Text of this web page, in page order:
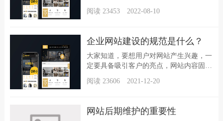
重要，然而方便的框架也一定要做好，而
传统的注重的是做而不是用，因此不会思
符合标准即符合万维网的标准，此时符合
标准也指，现在还没有完全符合安全标准
的浏览器，然而相比较...
阅读 23453 2022-08-10
企业网站建设的规范是什么？
大家知道，要想用户对网站产生兴趣，一
定要具备吸引客户的亮点，网站内容固然
重要，然而方便的框架也一定要做好，而
传统的注重的是做而不是用，因此不会思
符合标准即符合万维网的标准，此时符合
标准也指，现在还没有完全符合安全标准
阅读 23606 2021-12-20
网站后期维护的重要性